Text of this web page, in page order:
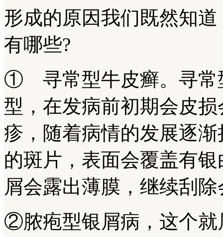
形成的原因我们既然知
有哪些?
① 寻常型牛皮癣。寻常
型，在发病前初期会皮
疹，随着病情的发展逐
的斑片，表面会覆盖有
屑会露出薄膜，继续刮
②脓疱型银屑病，这个就